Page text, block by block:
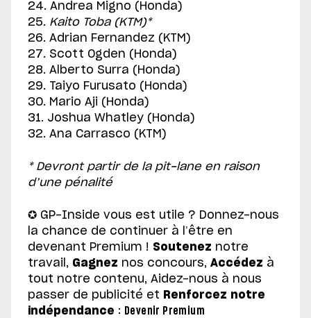
24. Andrea Migno (Honda)
25. Kaito Toba (KTM)*
26. Adrian Fernandez (KTM)
27. Scott Ogden (Honda)
28. Alberto Surra (Honda)
29. Taiyo Furusato (Honda)
30. Mario Aji (Honda)
31. Joshua Whatley (Honda)
32. Ana Carrasco (KTM)
* Devront partir de la pit-lane en raison
d’une pénalité
✪ GP-Inside vous est utile ? Donnez-nous
la chance de continuer à l’être en
devenant Premium ! Soutenez notre
travail, Gagnez nos concours, Accédez à
tout notre contenu, Aidez-nous à nous
passer de publicité et Renforcez notre
indépendance : Devenir Premium